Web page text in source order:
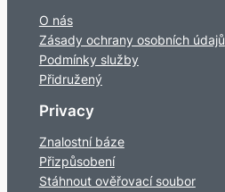
O nás
Zásady ochrany osobních údajů
Podmínky služby
Přidružený
Privacy
Znalostní báze
Přizpůsobení
Stáhnout ověřovací soubor